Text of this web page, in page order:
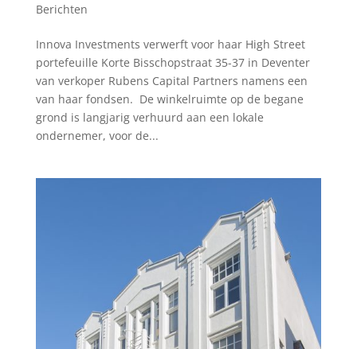
Berichten
Innova Investments verwerft voor haar High Street
portefeuille Korte Bisschopstraat 35-37 in Deventer
van verkoper Rubens Capital Partners namens een
van haar fondsen. De winkelruimte op de begane
grond is langjarig verhuurd aan een lokale
ondernemer, voor de...